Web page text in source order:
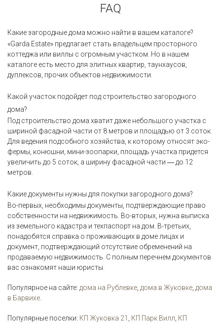
FAQ
Какие загородные дома можно найти в вашем каталоге?
«Garda Estate» предлагает стать владельцем просторного
коттеджа или виллы с огромным участком. Но в нашем
каталоге есть место для элитных квартир, таунхаусов,
дуплексов, прочих объектов недвижимости.
Какой участок подойдет под строительство загородного
дома?
Под строительство дома хватит даже небольшого участка с
шириной фасадной части от 8 метров и площадью от 3 соток.
Для ведения подсобного хозяйства, к которому относят эко-
фермы, конюшни, мини-зоопарки, площадь участка придется
увеличить до 5 соток, а ширину фасадной части ― до 12
метров.
Какие документы нужны для покупки загородного дома?
Во-первых, необходимы документы, подтверждающие право
собственности на недвижимость. Во-вторых, нужна выписка
из земельного кадастра и техпаспорт на дом. В-третьих,
понадобятся справка о проживающих в доме лицах и
документ, подтверждающий отсутствие обременений на
продаваемую недвижимость. С полным перечнем документов
вас ознакомят наши юристы.
Популярное на сайте: дома на Рублевке дома в Жуковке дома
в Барвихе
Популярные поселки: КП Жуковка 21 КП Парк Вилл КП